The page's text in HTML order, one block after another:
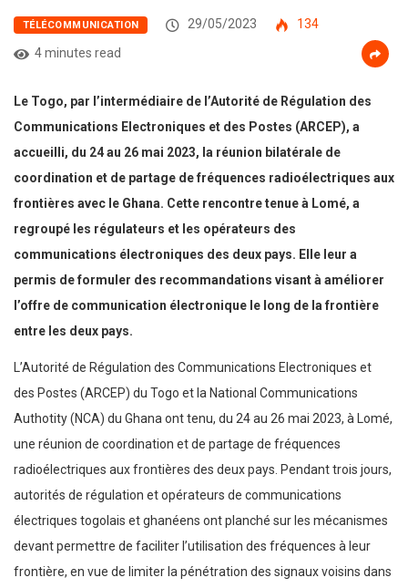
TÉLÉCOMMUNICATION 29/05/2023
134
4 minutes read
Le Togo, par l’intermédiaire de l’Autorité de Régulation des
Communications Electroniques et des Postes (ARCEP), a
accueilli, du 24 au 26 mai 2023, la réunion bilatérale de
coordination et de partage de fréquences radioélectriques aux
frontières avec le Ghana. Cette rencontre tenue à Lomé, a
regroupé les régulateurs et les opérateurs des
communications électroniques des deux pays. Elle leur a
permis de formuler des recommandations visant à améliorer
l’offre de communication électronique le long de la frontière
entre les deux pays.
L’Autorité de Régulation des Communications Electroniques et
des Postes (ARCEP) du Togo et la National Communications
Authotity (NCA) du Ghana ont tenu, du 24 au 26 mai 2023, à Lomé,
une réunion de coordination et de partage de fréquences
radioélectriques aux frontières des deux pays. Pendant trois jours,
autorités de régulation et opérateurs de communications
électriques togolais et ghanéens ont planché sur les mécanismes
devant permettre de faciliter l’utilisation des fréquences à leur
frontière, en vue de limiter la pénétration des signaux voisins dans